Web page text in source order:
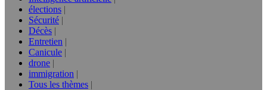
élections
Sécurité
Décès
Entretien
Canicule
drone
immigration
Tous les thèmes